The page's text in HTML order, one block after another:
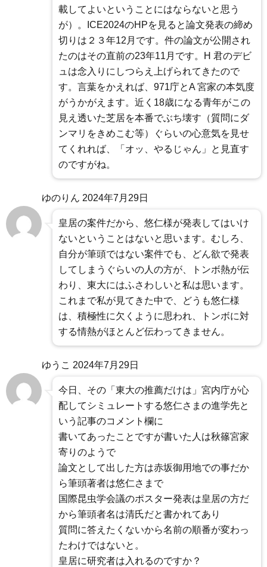
載してよいということにはならないと思う
が）。ICE2024のHPを見ると論文発表の締め
切りは２３年12月です。件の論文が公開され
たのはその直前の23年11月です。H 君のデビ
ュは念入りにしつらえ上げられてきたので
す。言葉をかえれば、971庁とA 宮家の本気度
がうかがえます。近く18歳になる青年がこの
見え透いた芝居を本番でぶち壊す（質問にダ
ンマリをきめこむ等）ぐらいの心意気を見せ
てくれれば、「オッ、やるじゃん」と見直す
のですがね。
ゆのりん 2024年7月29日
皇居の案件だから、悠仁様が発表してはいけ
ないということはないと思います。むしろ、
自分が筆頭ではない案件でも、どん欲で発表
してしまうぐらいの人の方が、トンボ熱が伝
わり、東大にはふさわしいと私は思います。
これまで私が見てきた中で、どうも悠仁様
は、積極性に欠くように思われ、トンボに対
する情熱がほとんど伝わってきません。
ゆうこ 2024年7月29日
今日、その「東大の推薦だけは」宮内庁が心
配してシミュレートする悠仁さまの進学先と
いう記事のコメント欄に
書いてあったことですが書いた人は秋篠宮家
寄りのようで
論文として出した方は赤坂御用地での事だか
ら筆頭著者は悠仁さまで
国際昆虫学会議のポスター発表は皇居の方だ
から筆頭者名は清氏だと書かれてあり
質問に答えたくないから名前の順番が変わっ
たわけではないと。
皇居に研究者は入れるのですか？